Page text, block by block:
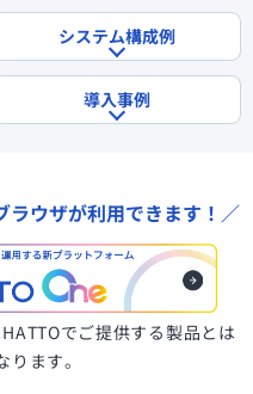
システム構成例
導入事例
ラウザが利用できます！／
でご提供する製品とは
ます。